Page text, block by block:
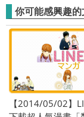
你可能感興趣
【2014/05/02】